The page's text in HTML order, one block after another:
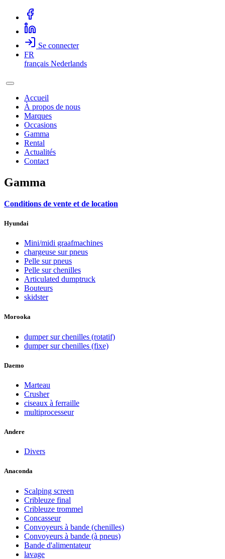
Se connecter
FR
français Nederlands
Accueil
À propos de nous
Marques
Occasions
Gamma
Rental
Actualités
Contact
Gamma
Conditions de vente et de location
Hyundai
Mini/midi graafmachines
chargeuse sur pneus
Pelle sur pneus
Pelle sur chenilles
Articulated dumptruck
Bouteurs
skidster
Morooka
dumper sur chenilles (rotatif)
dumper sur chenilles (fixe)
Daemo
Marteau
Crusher
ciseaux à ferraille
multiprocesseur
Andere
Divers
Anaconda
Scalping screen
Cribleuze final
Cribleuze trommel
Concasseur
Convoyeurs à bande (chenilles)
Convoyeurs à bande (à pneus)
Bande d'alimentateur
lavage